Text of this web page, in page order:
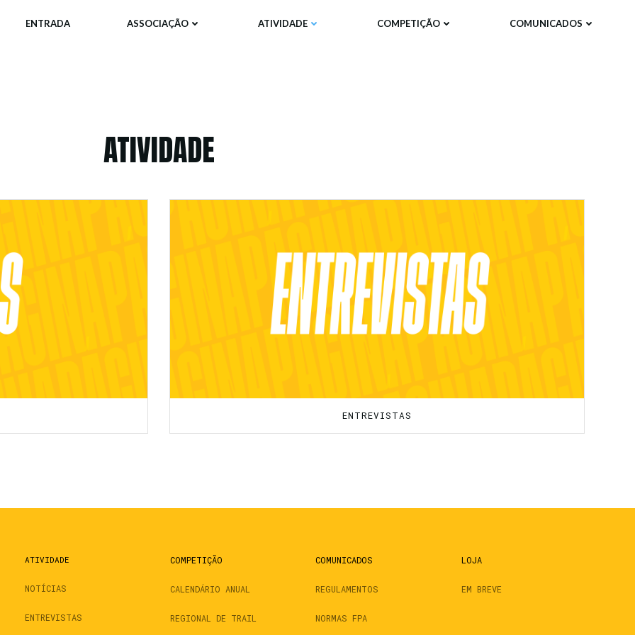
ENTRADA ASSOCIAÇÃO ATIVIDADE COMPETIÇÃO COMUNICADOS
ATIVIDADE
ENTREVISTAS
ATIVIDADE
NOTÍCIAS
ENTREVISTAS
COMPETIÇÃO
CALENDÁRIO ANUAL
REGIONAL DE TRAIL
COMUNICADOS
REGULAMENTOS
NORMAS FPA
LOJA
EM BREVE